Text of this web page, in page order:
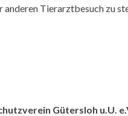
Tierarztbesuch zu
Gütersloh u.U.